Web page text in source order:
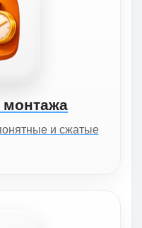
монтажа
и сжатые